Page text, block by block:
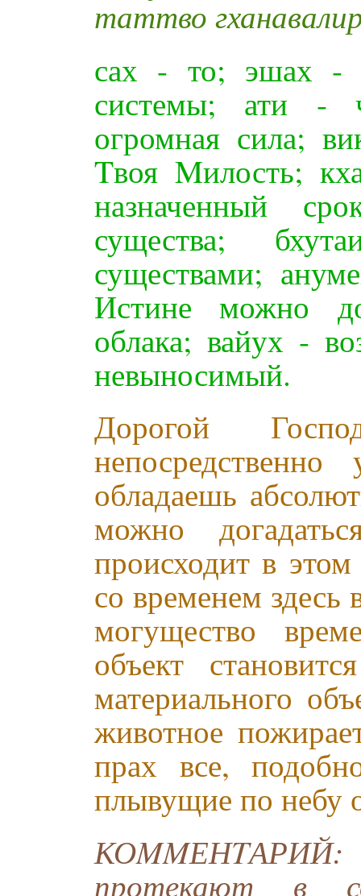
таттво
сах - то; эшах -
системы; ати -
огромная сила;
Tвоя Mилость;
назначенный
существа;
существами;
Истине можно
облака; вайух -
невыносимый.
Дорогой
обладаешь
можно
происходит в
со временем здесь
могущество
объект
материального
животное
прах все,
плывущие по небу
протекают в